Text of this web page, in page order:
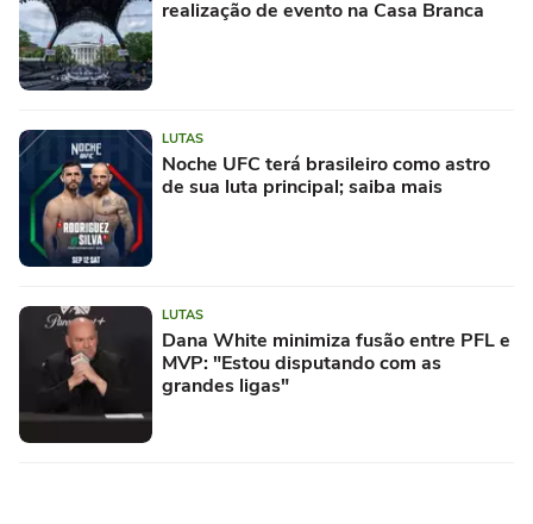
realização de evento na Casa Branca
LUTAS
Noche UFC terá brasileiro como astro
de sua luta principal; saiba mais
LUTAS
Dana White minimiza fusão entre PFL e
MVP: "Estou disputando com as
grandes ligas"